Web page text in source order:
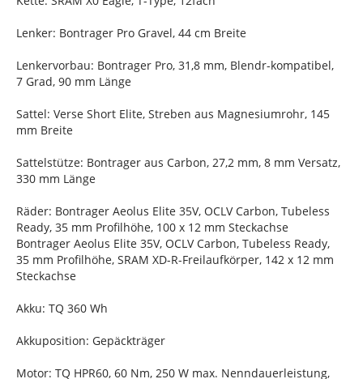
Lenker: Bontrager Pro Gravel, 44 cm Breite
Lenkervorbau: Bontrager Pro, 31,8 mm, Blendr-kompatibel,
7 Grad, 90 mm Länge
Sattel: Verse Short Elite, Streben aus Magnesiumrohr, 145
mm Breite
Sattelstütze: Bontrager aus Carbon, 27,2 mm, 8 mm Versatz,
330 mm Länge
Räder: Bontrager Aeolus Elite 35V, OCLV Carbon, Tubeless
Ready, 35 mm Profilhöhe, 100 x 12 mm Steckachse
Bontrager Aeolus Elite 35V, OCLV Carbon, Tubeless Ready,
35 mm Profilhöhe, SRAM XD-R-Freilaufkörper, 142 x 12 mm
Steckachse
Akku: TQ 360 Wh
Akkuposition: Gepäckträger
Motor: TQ HPR60, 60 Nm, 250 W max. Nenndauerleistung,